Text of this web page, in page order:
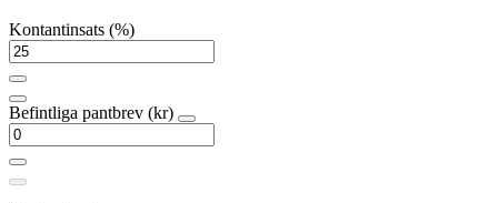
Kontantinsats (%)
Befintliga pantbrev (kr)